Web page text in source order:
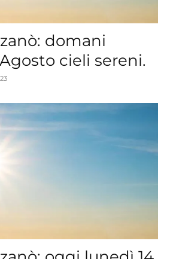
domani
cieli sereni.